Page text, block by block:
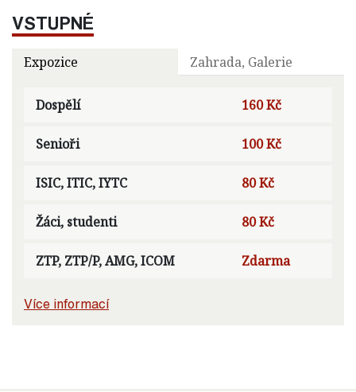
VSTUPNÉ
Expozice Zahrada, Galerie
Dospělí 160 Kč
Senioři 100 Kč
ISIC, ITIC, IYTC 80 Kč
Žáci, studenti 80 Kč
ZTP, ZTP/P, AMG, ICOM Zdarma
Více informací